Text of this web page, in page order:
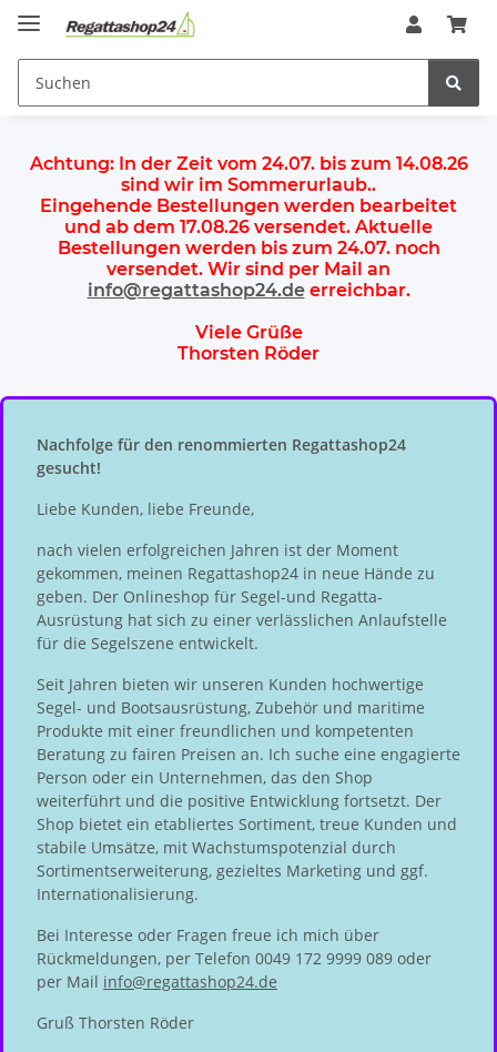
Achtung: In der Zeit vom 24.07. bis zum 14.08.26
sind wir im Sommerurlaub..
Eingehende Bestellungen werden bearbeitet
und ab dem 17.08.26 versendet. Aktuelle
Bestellungen werden bis zum 24.07.noch
versendet. Wir sind per Mail an
info@regattashop24.deerreichbar.
Viele Grüße
Thorsten Röder
Nachfolge für den renommierten Regattashop24
gesucht!
Liebe Kunden, liebe Freunde,
nach vielen erfolgreichen Jahren ist der Moment
gekommen, meinen Regattashop24 in neue Hände zu
geben. Der Onlineshop für Segel-und Regatta-
Ausrüstung hat sich zu einer verlässlichen Anlaufstelle
für die Segelszene entwickelt.
Seit Jahren bieten wir unseren Kunden hochwertige
Segel- und Bootsausrüstung, Zubehör und maritime
Produkte mit einer freundlichen und kompetenten
Beratung zu fairen Preisen an. Ich suche eine engagierte
Person oder ein Unternehmen, das den Shop
weiterführt und die positive Entwicklung fortsetzt. Der
Shop bietet ein etabliertes Sortiment, treue Kunden und
stabile Umsätze, mit Wachstumspotenzial durch
Sortimentserweiterung, gezieltes Marketing und ggf.
Internationalisierung.
Bei Interesse oder Fragen freue ich mich über
Rückmeldungen, per Telefon 0049 172 9999 089 oder
per Mail info@regattashop24.de
Gruß Thorsten Röder